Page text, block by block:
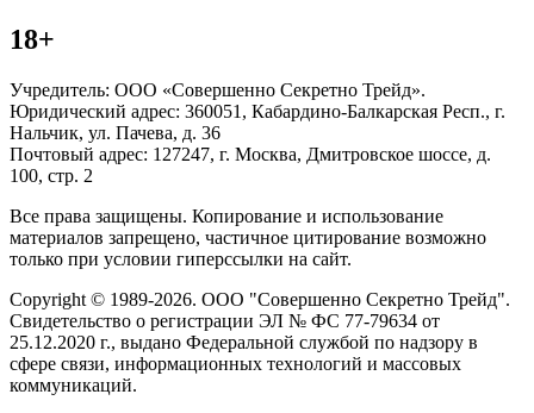
18+
Учредитель: ООО «Совершенно Секретно Трейд».
Юридический адрес: 360051, Кабардино-Балкарская Респ., г.
Нальчик, ул. Пачева, д. 36
Почтовый адрес: 127247, г. Москва, Дмитровское шоссе, д.
100, стр. 2
Все права защищены. Копирование и использование
материалов запрещено, частичное цитирование возможно
только при условии гиперссылки на сайт.
Copyright © 1989-2026. ООО "Совершенно Секретно Трейд".
Свидетельство о регистрации ЭЛ № ФС 77-79634 от
25.12.2020 г., выдано Федеральной службой по надзору в
сфере связи, информационных технологий и массовых
коммуникаций.